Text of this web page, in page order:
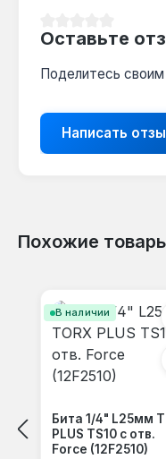
Оставьте
Поделитесь
Написать
Похожие
В наличии
Бита 1/4" L25мм
PLUS TS10 с отв.
Force (12F2510)